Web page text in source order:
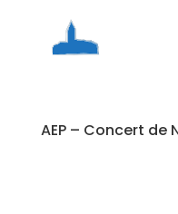
AEP – Concert de